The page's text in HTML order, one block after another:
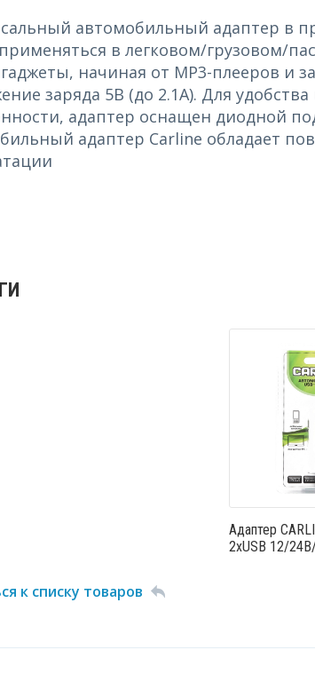
автомобильный адаптер в
в легковом/грузовом/
начиная от MP3-плееров и
заряда 5В (до 2.1А). Для
адаптер оснащен диодной
адаптер Carline обладает
Адаптер
2хUSB 12/
к списку товаров